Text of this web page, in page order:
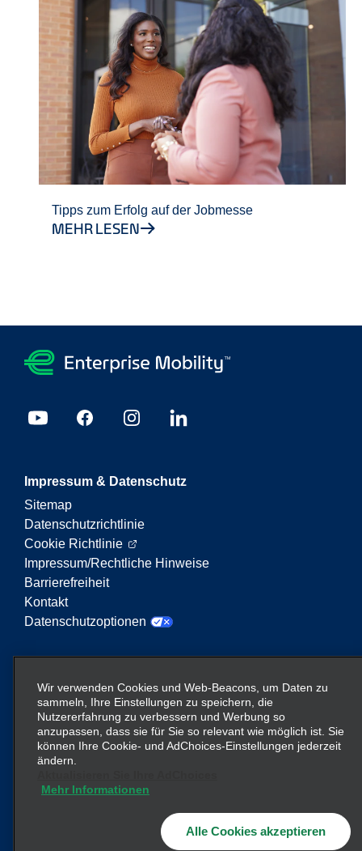
Tipps zum Erfolg auf der Jobmesse
MEHR LESEN
Impressum & Datenschutz
Sitemap
Datenschutzrichtlinie
Cookie Richtlinie
Impressum/Rechtliche Hinweise
Barrierefreiheit
Kontakt
Datenschutzoptionen
Mobilitätsservices. Der Begriff „Enterprise Mobility“
auf dieser Website verweist auf bestimmte
Unternehmenseinheiten und/oder die Marke
Enterprise Mobility, wobei Informationen zu vielen
Unternehmen übermittelt werden. Diese Verweise
vermitteln oder ersetzen. Weitere Informationen
Wir verwenden Cookies und Web-Beacons, um Daten zu
sammeln, Ihre Einstellungen zu speichern, die
Nutzererfahrung zu verbessern und Werbung so
anzupassen, dass sie für Sie so relevant wie möglich ist. Sie
können Ihre Cookie- und AdChoices-Einstellungen jederzeit
ändern.
Mehr Informationen
Alle Cookies akzeptieren